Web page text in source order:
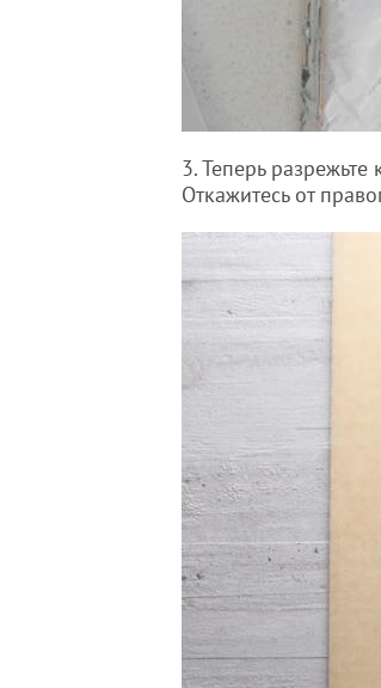
3. Теперь
Откажитесь от